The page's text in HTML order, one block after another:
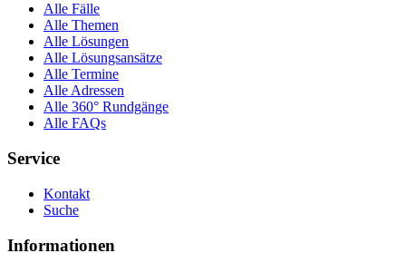
Alle Fälle
Alle Themen
Alle Lösungen
Alle Lösungsansätze
Alle Termine
Alle Adressen
Alle 360° Rundgänge
Alle FAQs
Service
Kontakt
Suche
Informationen